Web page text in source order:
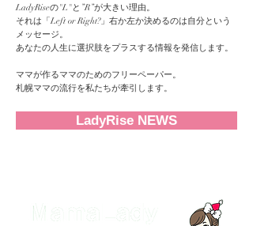
LadyRiseの"L"と”R”が大きい理由。
それは「Left or Right?」右か左か決めるのは自分という
メッセージ。
あなたの人生に選択肢をプラスする情報を発信します。
ママが作るママのためのフリーペーパー。
札幌ママの流行を私たちが牽引します。
LadyRise NEWS